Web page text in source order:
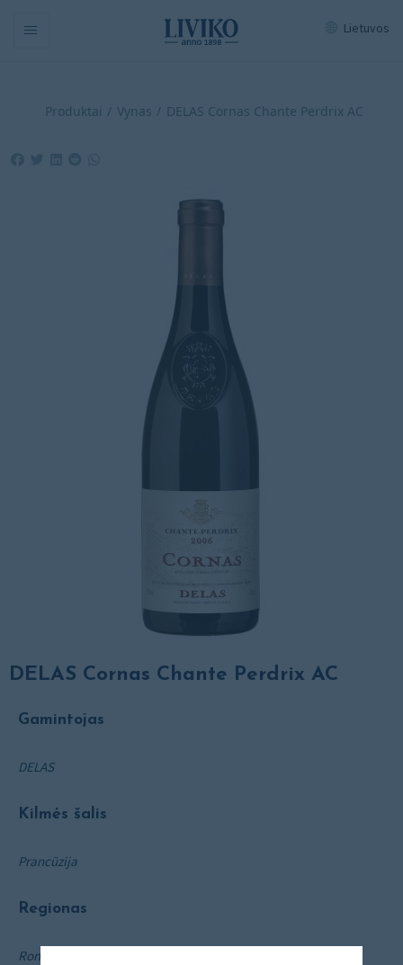
Lietuvos
Produktai Vynas DELAS Cornas Chante Perdrix AC
DELAS Cornas Chante Perdrix AC
Gamintojas
DELAS
Kilmės šalis
Prancūzija
Regionas
Ronos slėnis, Cornas apeliacija